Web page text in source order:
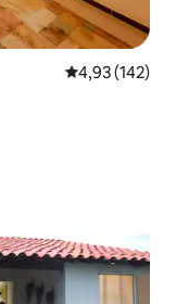
Gemiddelde
4,93 (142)